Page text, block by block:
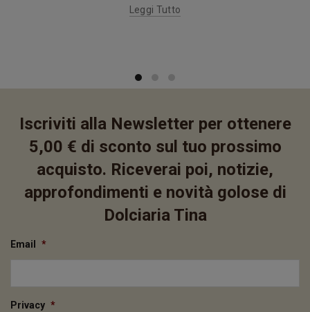
Leggi Tutto
Iscriviti alla Newsletter per ottenere
5,00 € di sconto sul tuo prossimo
acquisto. Riceverai poi, notizie,
approfondimenti e novità golose di
Dolciaria Tina
Email *
Privacy *